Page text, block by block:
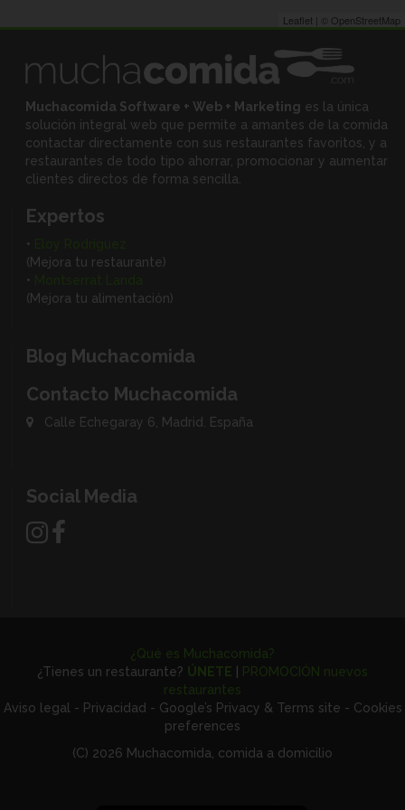
Leaflet | © OpenStreetMap
Muchacomida Software + Web + Marketing es la única
solución integral web que permite a amantes de la comida
contactar directamente con sus restaurantes favoritos, y a
restaurantes de todo tipo ahorrar, promocionar y aumentar
clientes directos de forma sencilla.
Expertos
•
(Mejora tu restaurante)
•
(Mejora tu alimentación)
Blog Muchacomida
Contacto Muchacomida
Calle Echegaray 6, Madrid. España
Social Media
¿Qué es Muchacomida?
¿Tienes un restaurante? ÚNETE
PROMOCIÓN nuevos
restaurantes
Aviso legal
- Privacidad - Google’s Privacy & Terms site - Cookies
preferences
(C) 2026 Muchacomida, comida a domicilio